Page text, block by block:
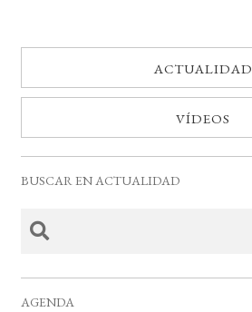
ACTUALIDAD
VÍDEOS
BUSCAR EN ACTUALIDAD
AGENDA